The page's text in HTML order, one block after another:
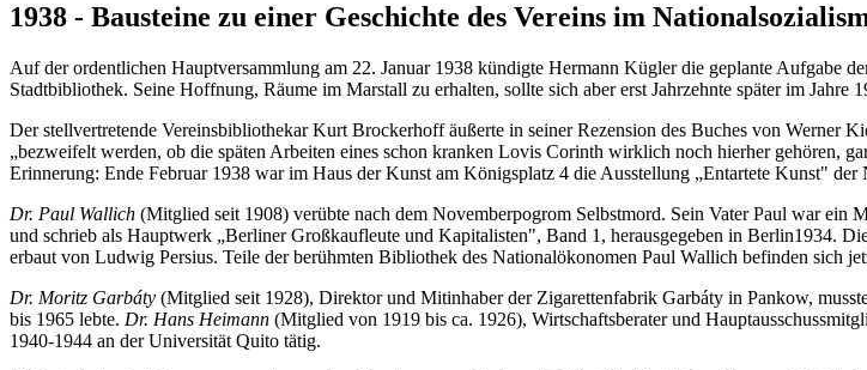
1938 - Bausteine zu einer Geschichte des Vereins im
Auf der ordentlichen Hauptversammlung am 22. Januar 1938 kündigte Hermann Kügler die geplante Aufgabe
Stadtbibliothek. Seine Hoffnung, Räume im Marstall zu erhalten, sollte sich aber erst Jahrzehnte später im Jahre
Der stellvertretende Vereinsbibliothekar Kurt Brockerhoff äußerte in seiner Rezension des Buches von Werner
„bezweifelt werden, ob die späten Arbeiten eines schon kranken Lovis Corinth wirklich noch hierher gehören,
Erinnerung: Ende Februar 1938 war im Haus der Kunst am Königsplatz 4 die Ausstellung „Entartete Kunst"
Dr. Paul Wallich (Mitglied seit 1908) verübte nach dem Novemberpogrom Selbstmord. Sein Vater Paul war
und schrieb als Hauptwerk „Berliner Großkaufleute und Kapitalisten", Band 1, herausgegeben in Berlin1934.
erbaut von Ludwig Persius. Teile der berühmten Bibliothek des Nationalökonomen Paul Wallich befinden sich
Dr. Moritz Garbáty (Mitglied seit 1928), Direktor und Mitinhaber der Zigarettenfabrik Garbáty in Pankow,
bis 1965 lebte. Dr. Hans Heimann (Mitglied von 1919 bis ca. 1926), Wirtschaftsberater und
1940-1944 an der Universität Quito tätig.